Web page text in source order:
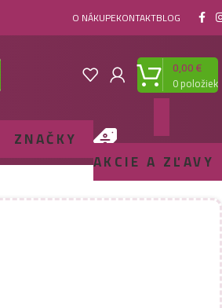
O NÁKUPEKONTAKTBLOG
0položiek
0,00€
ZNAČKY
AKCIE A ZĽAVY